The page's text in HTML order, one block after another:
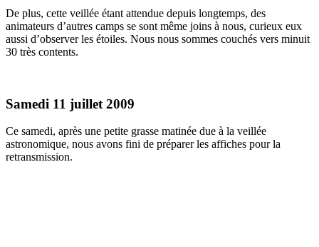
De plus, cette veillée étant attendue depuis longtemps, des
animateurs d’autres camps se sont même joins à nous, curieux eux
aussi d’observer les étoiles. Nous nous sommes couchés vers minuit
30 très contents.
Samedi 11 juillet 2009
Ce samedi, après une petite grasse matinée due à la veillée
astronomique, nous avons fini de préparer les affiches pour la
retransmission.